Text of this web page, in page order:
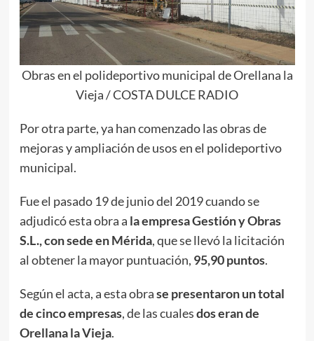
Obras en el polideportivo municipal de Orellana la
Vieja / COSTA DULCE RADIO
Por otra parte, ya han comenzado las obras de
mejoras y ampliación de usos en el polideportivo
municipal.
Fue el pasado 19 de junio del 2019 cuando se
adjudicó esta obra a la empresa Gestión y Obras
S.L., con sede en Mérida, que se llevó la licitación
al obtener la mayor puntuación, 95,90 puntos.
Según el acta, a esta obrase presentaronun total
de cinco empresas, de las cualesdoserande
Orellana la Vieja.